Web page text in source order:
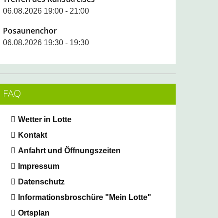
06.08.2026 19:00 - 21:00
Posaunenchor
06.08.2026 19:30 - 19:30
FAQ
Wetter in Lotte
Kontakt
Anfahrt und Öffnungszeiten
Impressum
Datenschutz
Informationsbroschüre "Mein Lotte"
Ortsplan